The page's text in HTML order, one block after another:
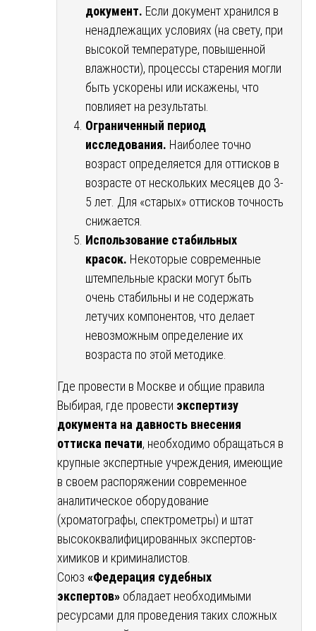
документ. Если документ хранился в
ненадлежащих условиях (на свету, при
высокой температуре, повышенной
влажности), процессы старения могли
быть ускорены или искажены, что
повлияет на результаты.
Ограниченный период
исследования. Наиболее точно
возраст определяется для оттисков в
возрасте от нескольких месяцев до 3-
5 лет. Для «старых» оттисков точность
снижается.
Использование стабильных
красок. Некоторые современные
штемпельные краски могут быть
очень стабильны и не содержать
летучих компонентов, что делает
невозможным определение их
возраста по этой методике.
Где провести в Москве и общие правила
Выбирая, где провести экспертизу
документа на давность внесения
оттиска печати, необходимо обращаться в
крупные экспертные учреждения, имеющие
в своем распоряжении современное
аналитическое оборудование
(хроматографы, спектрометры) и штат
высококвалифицированных экспертов-
химиков и криминалистов.
Союз «Федерация судебных
экспертов» обладает необходимыми
ресурсами для проведения таких сложных